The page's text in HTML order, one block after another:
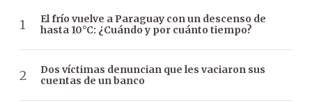
El frío vuelve a Paraguay con un descenso de
hasta 10°C: ¿Cuándo y por cuánto tiempo?
Dos víctimas denuncian que les vaciaron sus
cuentas de un banco